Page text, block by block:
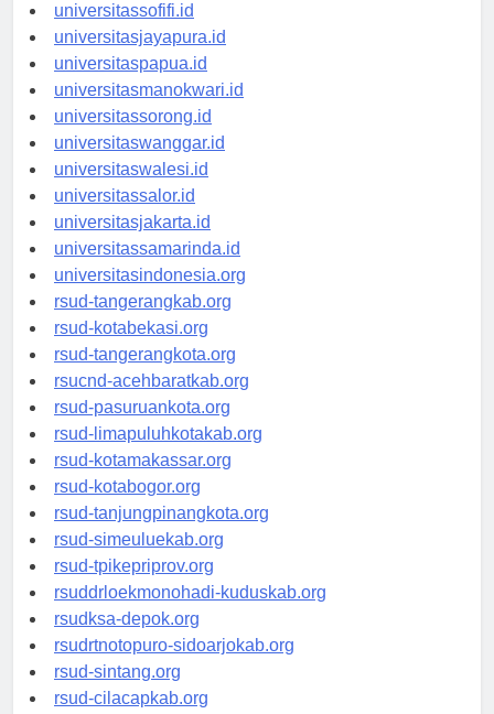
universitassofifi.id
universitasjayapura.id
universitaspapua.id
universitasmanokwari.id
universitassorong.id
universitaswanggar.id
universitaswalesi.id
universitassalor.id
universitasjakarta.id
universitassamarinda.id
universitasindonesia.org
rsud-tangerangkab.org
rsud-kotabekasi.org
rsud-tangerangkota.org
rsucnd-acehbaratkab.org
rsud-pasuruankota.org
rsud-limapuluhkotakab.org
rsud-kotamakassar.org
rsud-kotabogor.org
rsud-tanjungpinangkota.org
rsud-simeuluekab.org
rsud-tpikepriprov.org
rsuddrloekmonohadi-kuduskab.org
rsudksa-depok.org
rsudrtnotopuro-sidoarjokab.org
rsud-sintang.org
rsud-cilacapkab.org